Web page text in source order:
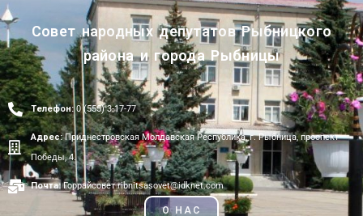
Совет народных депутатов Рыбницкого
района и города Рыбницы
Телефон:0 (555) 3-17-77
Адрес:Приднестровская Молдавская Республика, г. Рыбница, проспект
Победы, 4.
Почта:Горрайсовет ribnitsasovet@idknet.com
О НАС